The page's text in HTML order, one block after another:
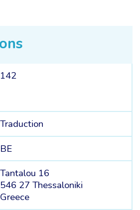
142
Traduction
BE
Tantalou 16
546 27 Thessaloniki
Greece